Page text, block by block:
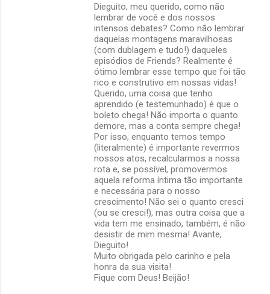
Dieguito, meu querido, como não
lembrar de você e dos nossos
intensos debates? Como não lembrar
daquelas montagens maravilhosas
(com dublagem e tudo!) daqueles
episódios de Friends? Realmente é
ótimo lembrar esse tempo que foi tão
rico e construtivo em nossas vidas!
Querido, uma coisa que tenho
aprendido (e testemunhado) é que o
boleto chega! Não importa o quanto
demore, mas a conta sempre chega!
Por isso, enquanto temos tempo
(literalmente) é importante revermos
nossos atos, recalcularmos a nossa
rota e, se possível, promovermos
aquela reforma íntima tão importante
e necessária para o nosso
crescimento! Não sei o quanto cresci
(ou se cresci!), mas outra coisa que a
vida tem me ensinado, também, é não
desistir de mim mesma! Avante,
Dieguito!
Muito obrigada pelo carinho e pela
honra da sua visita!
Fique com Deus! Beijão!